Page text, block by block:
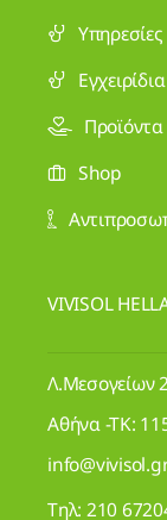
Υπηρεσίες
Εγχειρίδια
Προϊόντα
Shop
VIVISOL
Λ.Μεσογείων
Αθήνα -ΤΚ:
Τηλ: 210